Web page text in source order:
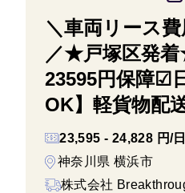
＼車両リース
／★戸塚区発
23595円保障☑
OK】軽貨物配
23,595 - 24,828 円/日
神奈川県 横浜市
株式会社